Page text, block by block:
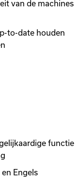
van de machines
to-date houden
functie
Engels